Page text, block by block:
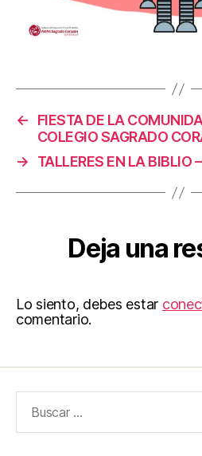
←
FIESTA DE LA
COLEGIO SAGRADO
→
TALLERES EN LA BIBLIO
Deja una
Lo siento, debes estar
comentario.